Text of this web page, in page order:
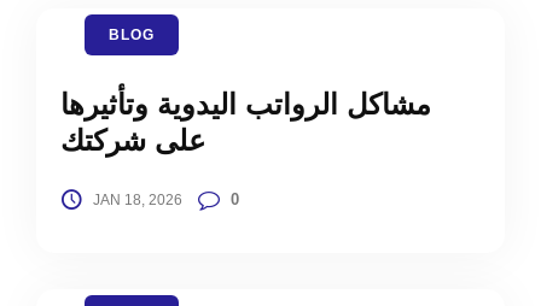
BLOG
مشاكل الرواتب اليدوية وتأثيرها
على شركتك
JAN 18, 2026 0